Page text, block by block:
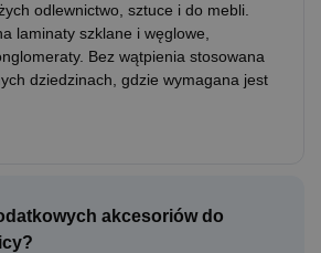
odlewnictwo, sztuce i do mebli.
laminaty szklane i węglowe,
Bez wątpienia stosowana
dziedzinach, gdzie wymagana jest
akcesoriów do